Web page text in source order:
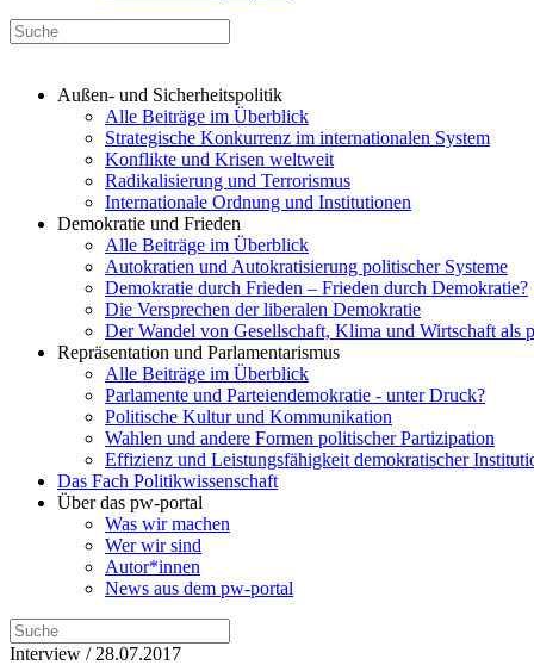
Außen- und Sicherheitspolitik
Alle Beiträge im Überblick
Strategische Konkurrenz im internationalen System
Konflikte und Krisen weltweit
Radikalisierung und Terrorismus
Internationale Ordnung und Institutionen
Demokratie und Frieden
Alle Beiträge im Überblick
Autokratien und Autokratisierung politischer Systeme
Demokratie durch Frieden – Frieden durch Demokratie?
Die Versprechen der liberalen Demokratie
Der Wandel von Gesellschaft, Klima und Wirtschaft als
Repräsentation und Parlamentarismus
Alle Beiträge im Überblick
Parlamente und Parteiendemokratie - unter Druck?
Politische Kultur und Kommunikation
Wahlen und andere Formen politischer Partizipation
Effizienz und Leistungsfähigkeit demokratischer
Das Fach Politikwissenschaft
Über das pw-portal
Was wir machen
Wer wir sind
Autor*innen
News aus dem pw-portal
Interview / 28.07.2017